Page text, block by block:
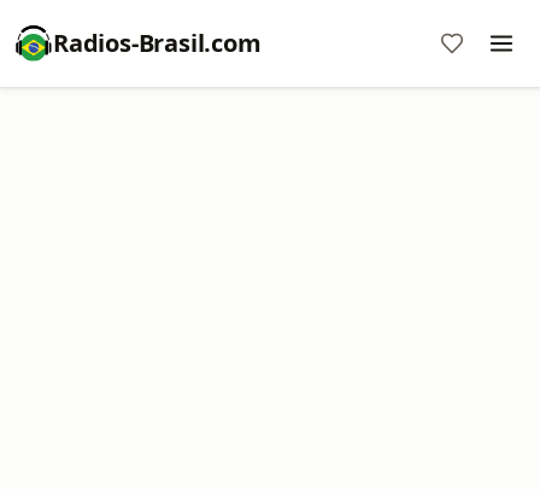
Radios-Brasil.com